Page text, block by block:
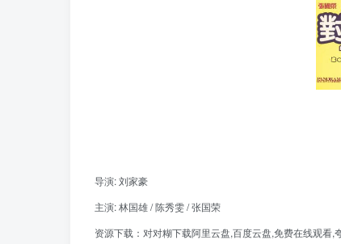
导演: 刘家豪
主演: 林国雄 / 陈秀雯 / 张国荣
资源下载：对对糊下载阿里云盘,百度云盘,免费在线观看